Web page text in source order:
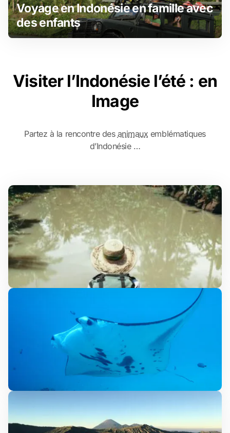
Voyage en Indonésie en famille avec
des enfants
Visiter l’Indonésie l’été : en
Image
Partez à la rencontre des animaux emblématiques
d’Indonésie …